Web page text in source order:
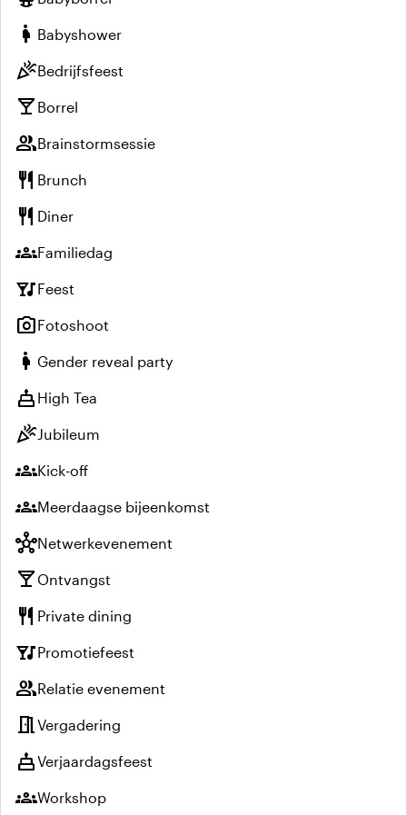
pregnant_woman Babyshower
celebrationBedrijfsfeest
local_bar Borrel
groupBrainstormsessie
restaurant Brunch
restaurant Diner
groupsFamiliedag
nightlifeFeest
photo_cameraFotoshoot
pregnant_woman Gender reveal party
cake High Tea
celebrationJubileum
groupsKick-off
groupsMeerdaagse bijeenkomst
hubNetwerkevenement
local_bar Ontvangst
restaurant Private dining
nightlifePromotiefeest
groupRelatie evenement
meeting_roomVergadering
cakeVerjaardagsfeest
groupsWorkshop